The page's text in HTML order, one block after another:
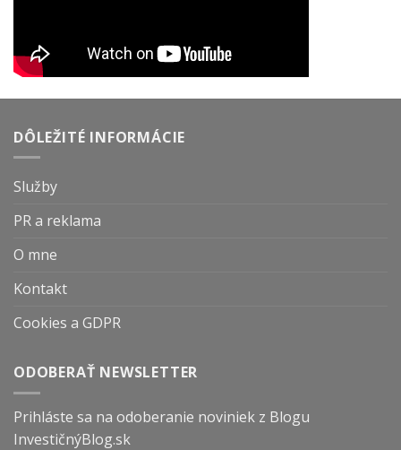
DÔLEŽITÉ INFORMÁCIE
Služby
PR a reklama
O mne
Kontakt
Cookies a GDPR
ODOBERAŤ NEWSLETTER
Prihláste sa na odoberanie noviniek z Blogu
InvestičnýBlog.sk